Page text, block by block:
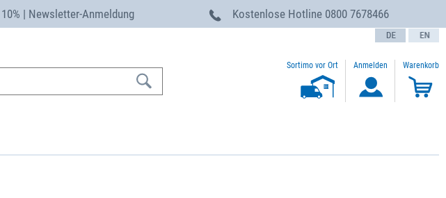
10% | Newsletter-Anmeldung Kostenlose Hotline 0800 7678466
text.language
Sortimo vor Ort Anmelden Warenkorb